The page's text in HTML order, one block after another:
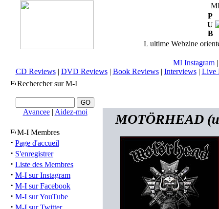
P
U
B
L ultime Webzine
MI Instagram
CD Reviews| DVD Reviews| Book Reviews| Interviews| Live
Rechercher sur M-I
Avancee| Aidez-moi
M-I Membres
· Page d'accueil
· S'enregistrer
· Liste des Membres
· M-I sur Instagram
· M-I sur Facebook
· M-I sur YouTube
· M-I sur Twitter
MOTÖRHEAD